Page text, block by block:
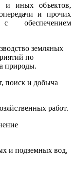
и иных объектов,
и прочих
обеспечением
земляных
по
природы.
поиск и добыча
работ.
и подземных вод,